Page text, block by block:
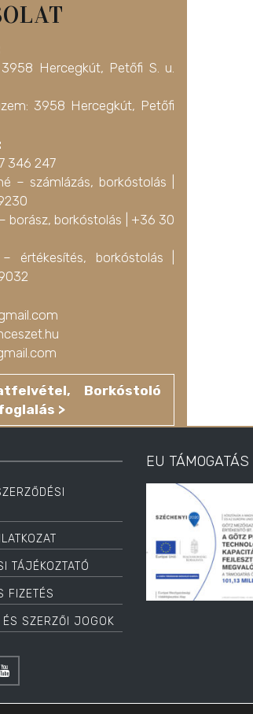
Hercegkút, Petőfi S. u.
3958 Hercegkút, Petőfi
346 247
– számlázás, borkóstolás |
borász, borkóstolás | +36 30
értékesítés, borkóstolás |
Borkóstoló
>
TÁJÉKOZTATÓ
FIZETÉS
ÉS SZERZŐI JOGOK
EU TÁMOGATÁS